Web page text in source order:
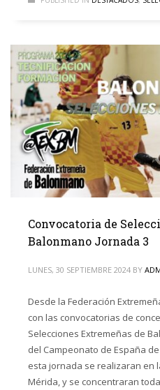
Convocatoria de
Balonmano Jornada 3
LUNES, 30 SEPTIEMBRE 2024 BY
Desde la Federación
con las convocatorias de
Selecciones Extremeñas de
del Campeonato de España
esta jornada se realizaran en
Mérida, y se concentraran